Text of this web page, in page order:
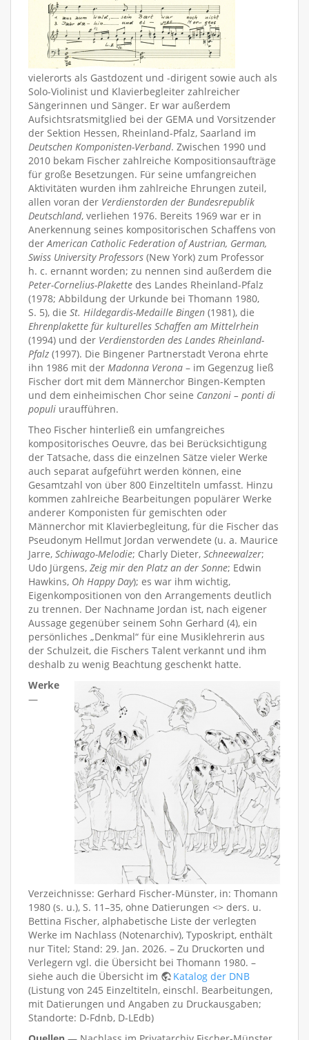
vielerorts als Gastdozent und -dirigent sowie auch als
Solo-Violinist und Klavierbegleiter zahlreicher
Sängerinnen und Sänger. Er war außerdem
Aufsichtsratsmitglied bei der GEMA und Vorsitzender
der Sektion Hessen, Rheinland-Pfalz, Saarland im
Deutschen Komponisten-Verband. Zwischen 1990 und
2010 bekam Fischer zahlreiche Kompositionsaufträge
für große Besetzungen. Für seine umfangreichen
Aktivitäten wurden ihm zahlreiche Ehrungen zuteil,
allen voran der Verdienstorden der Bundesrepublik
Deutschland, verliehen 1976. Bereits 1969 war er in
Anerkennung seines kompositorischen Schaffens von
derAmerican Catholic Federation of Austrian, German,
Swiss University Professors (New York) zum Professor
h. c. ernannt worden; zu nennen sind außerdem die
Peter-Cornelius-Plakette des Landes Rheinland-Pfalz
(1978; Abbildung der Urkunde bei Thomann 1980,
S. 5), die St. Hildegardis-Medaille Bingen (1981), die
Ehrenplakette für kulturelles Schaffen am Mittelrhein
(1994) und der Verdienstorden des Landes Rheinland-
Pfalz (1997). Die Bingener Partnerstadt Verona ehrte
ihn 1986 mit der Madonna Verona – im Gegenzug ließ
Fischer dort mit dem Männerchor Bingen-Kempten
und dem einheimischen Chor seine Canzoni – ponti di
populi uraufführen.
Theo Fischer hinterließ ein umfangreiches
kompositorisches Oeuvre, das bei Berücksichtigung
der Tatsache, dass die einzelnen Sätze vieler Werke
auch separat aufgeführt werden können, eine
Gesamtzahl von über 800 Einzeltiteln umfasst. Hinzu
kommen zahlreiche Bearbeitungen populärer Werke
anderer Komponisten für gemischten oder
Männerchor mit Klavierbegleitung, für die Fischer das
Pseudonym Hellmut Jordan verwendete (u. a. Maurice
Jarre, Schiwago-Melodie; Charly Dieter, Schneewalzer;
Udo Jürgens, Zeig mir den Platz an der Sonne; Edwin
Hawkins, Oh Happy Day); es war ihm wichtig,
Eigenkompositionen von den Arrangements deutlich
zu trennen. Der Nachname Jordan ist, nach eigener
Aussage gegenüber seinem Sohn Gerhard (4), ein
persönliches „Denkmal“ für eine Musiklehrerin aus
der Schulzeit, die Fischers Talent verkannt und ihm
deshalb zu wenig Beachtung geschenkt hatte.
Werke
—
Verzeichnisse: Gerhard Fischer-Münster, in: Thomann
1980 (s. u.), S. 11–35, ohne Datierungen <> ders. u.
Bettina Fischer, alphabetische Liste der verlegten
Werke im Nachlass (Notenarchiv), Typoskript, enthält
nur Titel; Stand: 29. Jan. 2026. – Zu Druckorten und
Verlegern vgl. die Übersicht bei Thomann 1980. –
siehe auch die Übersicht im
Katalog der DNB
(Listung von 245 Einzeltiteln, einschl. Bearbeitungen,
mit Datierungen und Angaben zu Druckausgaben;
Standorte: D-Fdnb, D-LEdb)